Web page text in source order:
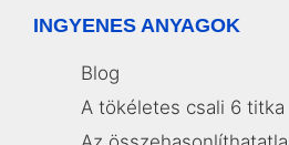
INGYENES ANYAGOK
Blog
A tökéletes csali 6 titka